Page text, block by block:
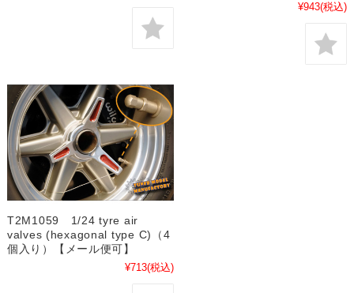
¥943(税込)
T2M1059 1/24 tyre air
valves (hexagonal type C)（4
個入り）【メール便可】
¥713(税込)